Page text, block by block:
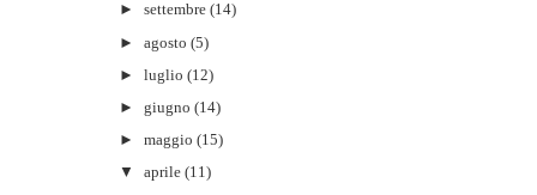
►settembre (14)
►agosto (5)
►luglio (12)
►giugno (14)
►maggio (15)
▼
aprile (11)